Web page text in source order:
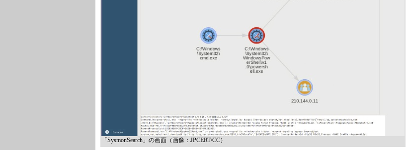
「SysmonSearch」の画面（画像：JPCERT/CC）